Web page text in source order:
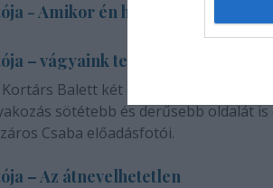
- Amikor én halott voltam
– vágyaink természetéről
Balett két darabja a másik ember
sötétebb és derűsebb oldalát is
Csaba előadásfotói.
– Az átnevelhetetlen